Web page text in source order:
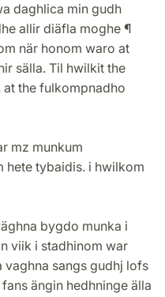
daghlica min gudh
allir diäfla moghe ¶
när honom waro at
sälla. Til hwilkit the
the fulkompnadho
mz munkum
hete tybaidis. i hwilkom
bygdo munka i
viik i stadhinom war
vaghna sangs gudhj lofs
ängin hedhninge älla